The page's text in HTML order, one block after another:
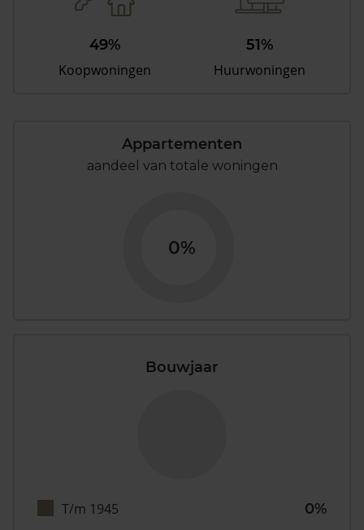
49%
Koopwoningen
51%
Huurwoningen
Appartementen
aandeel van totale woningen
0%
Bouwjaar
T/m 1945
0%